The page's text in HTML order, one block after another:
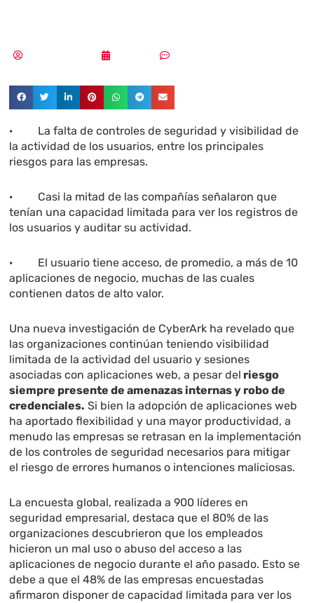
· La falta de controles de seguridad y visibilidad de
la actividad de los usuarios, entre los principales
riesgos para las empresas.
· Casi la mitad de las compañías señalaron que
tenían una capacidad limitada para ver los registros de
los usuarios y auditar su actividad.
· El usuario tiene acceso, de promedio, a más de 10
aplicaciones de negocio, muchas de las cuales
contienen datos de alto valor.
Una nueva investigación de CyberArk ha revelado que
las organizaciones continúan teniendo visibilidad
limitada de la actividad del usuario y sesiones
asociadas con aplicaciones web, a pesar del riesgo
siempre presente de amenazas internas y robo de
credenciales. Si bien la adopción de aplicaciones web
ha aportado flexibilidad y una mayor productividad, a
menudo las empresas se retrasan en la implementación
de los controles de seguridad necesarios para mitigar
el riesgo de errores humanos o intenciones maliciosas.
La encuesta global, realizada a 900 líderes en
seguridad empresarial, destaca que el 80% de las
organizaciones descubrieron que los empleados
hicieron un mal uso o abuso del acceso a las
aplicaciones de negocio durante el año pasado. Esto se
debe a que el 48% de las empresas encuestadas
afirmaron disponer de capacidad limitada para ver los